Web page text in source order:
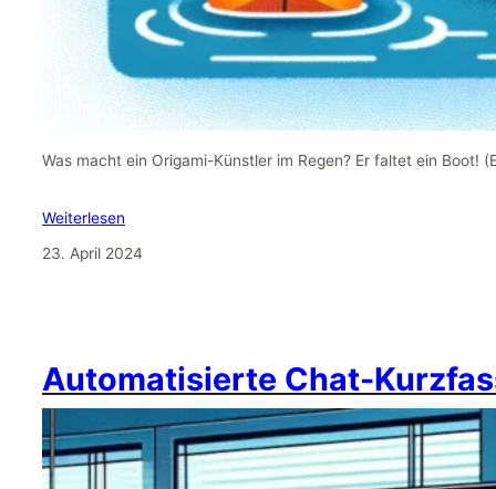
Was macht ein Origami-Künstler im Regen? Er faltet ein Boot!
Weiterlesen
23. April 2024
Automatisierte Chat-